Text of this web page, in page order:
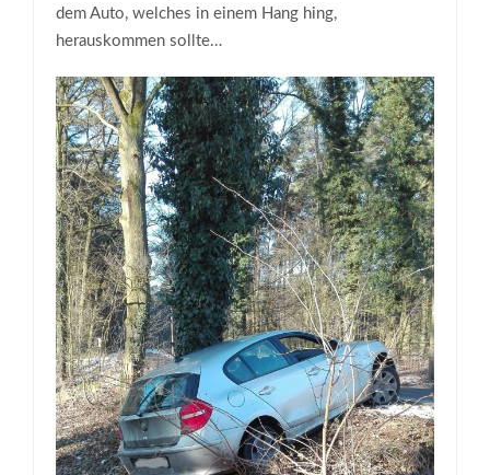
dem Auto, welches in einem Hang hing,
herauskommen sollte…